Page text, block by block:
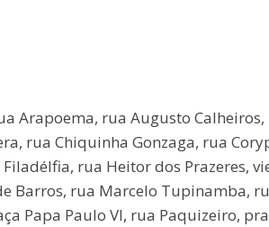
Arapoema, rua Augusto
rua Chiquinha Gonzaga, rua
rua Heitor dos Prazeres,
Barros, rua Marcelo Tupinamba,
Papa Paulo VI, rua Paquizeiro,